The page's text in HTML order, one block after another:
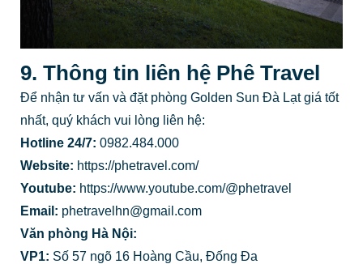
9. Thông tin liên hệ Phê Travel
Để nhận tư vấn và đặt phòng Golden Sun Đà Lạt giá tốt
nhất, quý khách vui lòng liên hệ:
Hotline 24/7: 0982.484.000
Website: https://phetravel.com/
Youtube: https://www.youtube.com/@phetravel
Email: phetravelhn@gmail.com
Văn phòng Hà Nội:
VP1: Số 57 ngõ 16 Hoàng Cầu, Đống Đa